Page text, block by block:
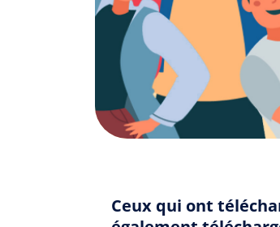
Ceux qui ont